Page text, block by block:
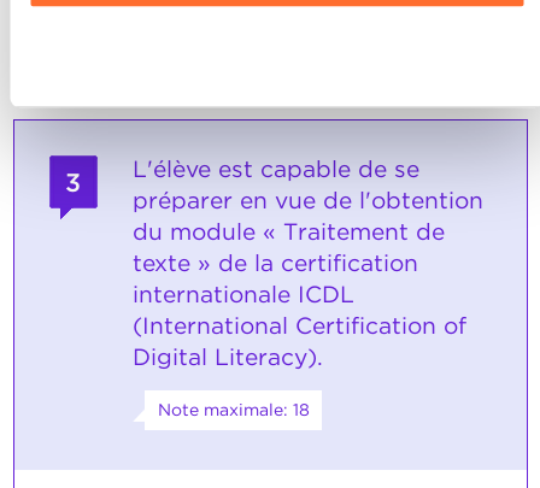
Charte d’usage des cookieset notrePolitique de
3
L'élève est capable de se
préparer en vue de l'obtention
du module « Traitement de
texte » de la certification
internationale ICDL
(International Certification of
Digital Literacy).
Note maximale: 18